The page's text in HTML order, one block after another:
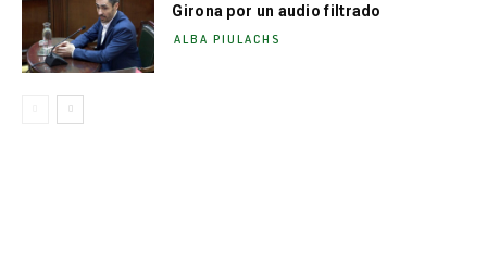
Girona por un audio filtrado
ALBA PIULACHS